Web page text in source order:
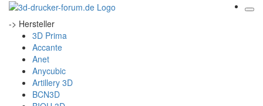
-> Hersteller
3D Prima
Accante
Anet
Anycubic
Artillery 3D
BCN3D